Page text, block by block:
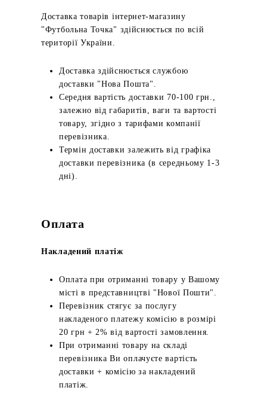
Доставка товарів інтернет-магазину
"Футбольна Точка" здійснюється по всій
території України.
Доставка здійснюється службою
доставки "Нова Пошта".
Середня вартість доставки 70-100 грн.,
залежно від габаритів, ваги та вартості
товару, згідно з тарифами компанії
перевізника.
Термін доставки залежить від графіка
доставки перевізника (в середньому 1-3
дні).
Оплата
Накладений платіж
Оплата при отриманні товару у Вашому
місті в представництві "Нової Пошти".
Перевізник стягує за послугу
накладеного платежу комісію в розмірі
20 грн + 2% від вартості замовлення.
При отриманні товару на складі
перевізника Ви оплачуєте вартість
доставки + комісію за накладений
платіж.